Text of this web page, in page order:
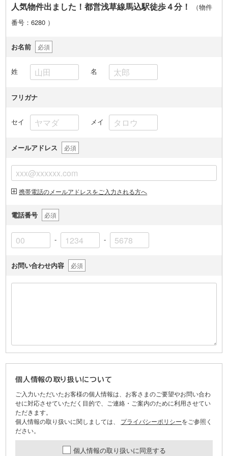
人気物件出ました！都営浅草線馬込駅徒歩４分！
（物件
番号：6280 ）
お名前 必須
姓 名
フリガナ
セイ メイ
メールアドレス 必須
携帯電話のメールアドレスをご入力される方へ
電話番号 必須
- -
お問い合わせ内容 必須
個人情報の取り扱いについて
ご入力いただいたお客様の個人情報は、お客さまのご要望やお問い合わ
せに対応させていただく目的で、ご連絡・ご案内のために利用させてい
ただきます。
個人情報の取り扱いに関しましては、 プライバシーポリシーをご参照く
ださい。
個人情報の取り扱いに同意する